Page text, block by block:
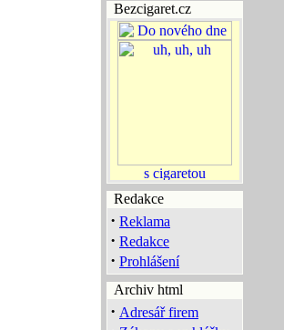
Bezcigaret.cz
Redakce
· Reklama
· Redakce
· Prohlášení
Archiv html
· Adresář firem